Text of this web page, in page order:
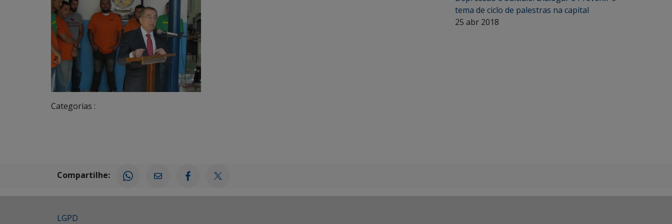
Categorias :
tema de ciclo de palestras na capital
25 abr 2018
Compartilhe:
LGPD